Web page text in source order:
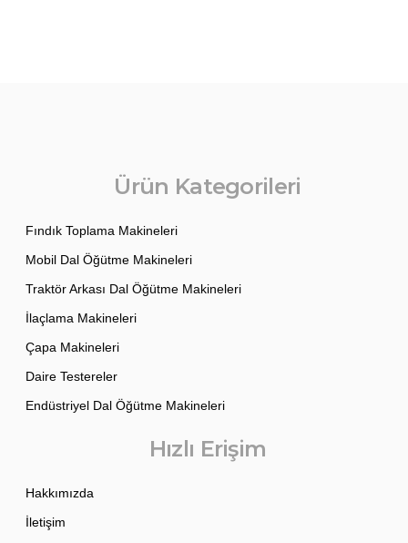
Ürün Kategorileri
Fındık Toplama Makineleri
Mobil Dal Öğütme Makineleri
Traktör Arkası Dal Öğütme Makineleri
İlaçlama Makineleri
Çapa Makineleri
Daire Testereler
Endüstriyel Dal Öğütme Makineleri
Hızlı Erişim
Hakkımızda
İletişim